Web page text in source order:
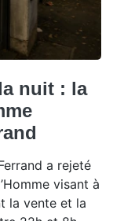
nuit : la
a rejeté
visant à
la vente et la